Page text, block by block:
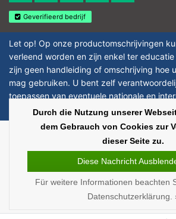
Geverifieerd bedrijf
Let op! Op onze productomschrijvingen
verleend worden en zijn enkel ter
zijn geen handleiding of omschrijving hoe
mag gebruiken. U bent zelf
toepassen van eventuele nationale en
omtrent het gebruik van chemicaliën.
InStijl Media | Alle
Durch die Nutzung unserer
dem Gebrauch von Cookies zur
dieser Seite zu.
Diese Nachricht
Für weitere Informationen beachten
Datenschutzerklärung.